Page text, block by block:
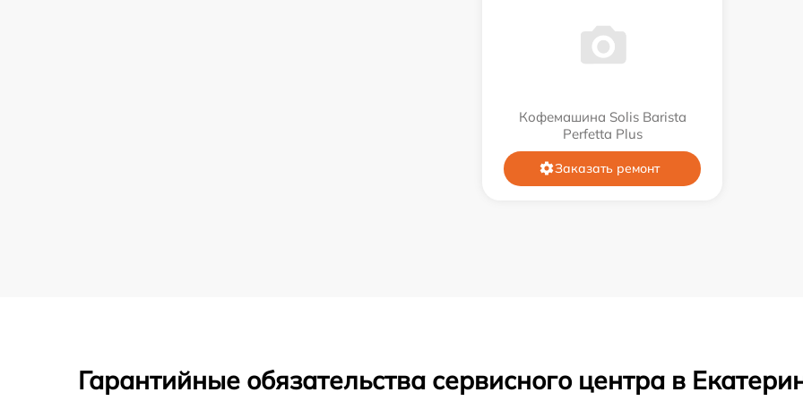
Кофемашина Solis Barista
Perfetta Plus
Заказать ремонт
Гарантийные обязательства сервисного центра в